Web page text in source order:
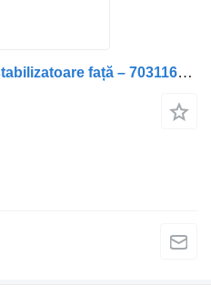
Barra stabilizzatrice Bara stabilizatoare față – 70311673 70311673-11 per camion Volvo 70311673-11